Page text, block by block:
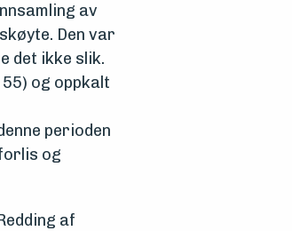
av
Den var
det ikke slik.
og oppkalt
perioden
og
af